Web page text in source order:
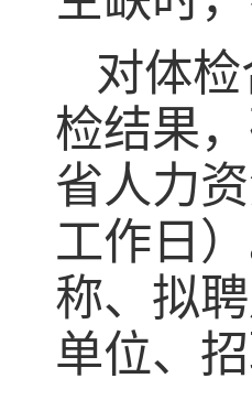
对体
检结果
省人力
工作日
称、拟
单位、